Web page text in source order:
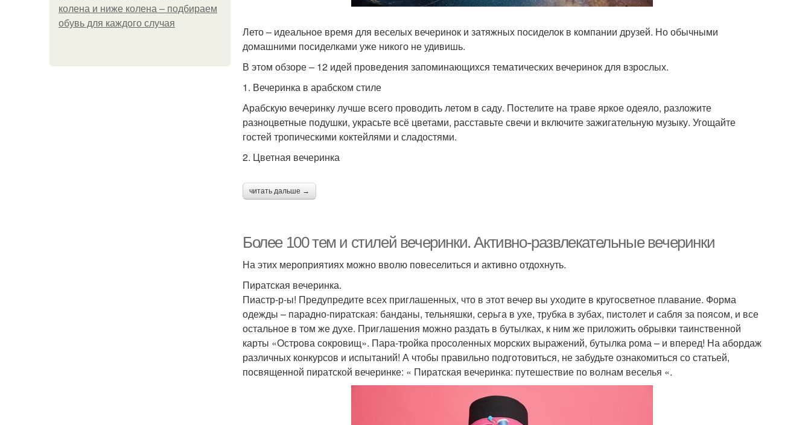
колена и ниже колена – подбираем
обувь для каждого случая
Лето – идеальное время для веселых вечеринок и затяжных посиделок в компании друзей. Но обычными
домашними посиделками уже никого не удивишь.
В этом обзоре – 12 идей проведения запоминающихся тематических вечеринок для взрослых.
1. Вечеринка в арабском стиле
Арабскую вечеринку лучше всего проводить летом в саду. Постелите на траве яркое одеяло, разложите
разноцветные подушки, украсьте всё цветами, расставьте свечи и включите зажигательную музыку. Угощайте
гостей тропическими коктейлями и сладостями.
2. Цветная вечеринка
читать дальше →
Более 100 тем и стилей вечеринки. Активно-развлекательные вечеринки
На этих мероприятиях можно вволю повеселиться и активно отдохнуть.
Пиратская вечеринка.
Пиастр-р-ы! Предупредите всех приглашенных, что в этот вечер вы уходите в кругосветное плавание. Форма
одежды – парадно-пиратская: банданы, тельняшки, серьга в ухе, трубка в зубах, пистолет и сабля за поясом, и все
остальное в том же духе. Приглашения можно раздать в бутылках, к ним же приложить обрывки таинственной
карты «Острова сокровищ». Пара-тройка просоленных морских выражений, бутылка рома – и вперед! На абордаж
различных конкурсов и испытаний! А чтобы правильно подготовиться, не забудьте ознакомиться со статьей,
посвященной пиратской вечеринке: « Пиратская вечеринка: путешествие по волнам веселья «.